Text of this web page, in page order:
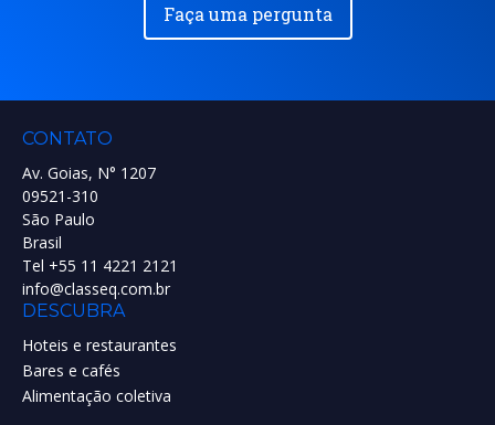
Faça uma pergunta
CONTATO
Av. Goias, N° 1207
09521-310
São Paulo
Brasil
Tel +55 11 4221 2121
info@classeq.com.br
DESCUBRA
Hoteis e restaurantes
Bares e cafés
Alimentação coletiva